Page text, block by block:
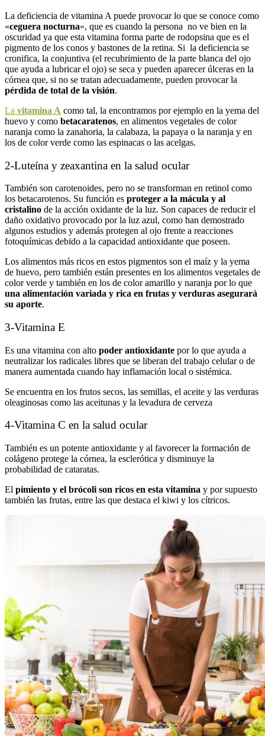
La deficiencia de vitamina A puede provocar lo que se conoce como
«ceguera nocturna«, que es cuando la persona no ve bien en la
oscuridad ya que esta vitamina forma parte de rodopsina que es el
pigmento de los conos y bastones de la retina. Si la deficiencia se
cronifica, la conjuntiva (el recubrimiento de la parte blanca del ojo
que ayuda a lubricar el ojo) se seca y pueden aparecer úlceras en la
córnea que, si no se tratan adecuadamente, pueden provocar la
pérdida de total de la visión.
La vitamina A como tal, la encontramos por ejemplo en la yema del
huevo y como betacaratenos, en alimentos vegetales de color
naranja como la zanahoria, la calabaza, la papaya o la naranja y en
los de color verde como las espinacas o las acelgas.
2-Luteína y zeaxantina en la salud ocular
También son carotenoides, pero no se transforman en retinol como
los betacarotenos. Su función es proteger a la mácula y al
cristalino de la acción oxidante de la luz. Son capaces de reducir el
daño oxidativo provocado por la luz azul, como han demostrado
algunos estudios y además protegen al ojo frente a reacciones
fotoquímicas debido a la capacidad antioxidante que poseen.
Los alimentos más ricos en estos pigmentos son el maíz y la yema
de huevo, pero también están presentes en los alimentos vegetales de
color verde y también en los de color amarillo y naranja por lo que
una alimentación variada y rica en frutas y verduras asegurará
su aporte.
3-Vitamina E
Es una vitamina con alto poder antioxidante por lo que ayuda a
neutralizar los radicales libres que se liberan del trabajo celular o de
manera aumentada cuando hay inflamación local o sistémica.
Se encuentra en los frutos secos, las semillas, el aceite y las verduras
oleaginosas como las aceitunas y la levadura de cerveza
4-Vitamina C en la salud ocular
También es un potente antioxidante y al favorecer la formación de
colágeno protege la córnea, la esclerótica y disminuye la
probabilidad de cataratas.
El pimiento y el brócoli son ricos en esta vitamina y por supuesto
también las frutas, entre las que destaca el kiwi y los cítricos.